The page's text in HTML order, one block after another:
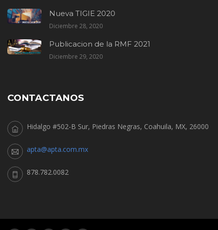
Nueva TIGIE 2020
Diciembre 28, 2020
Publicacion de la RMF 2021
Diciembre 29, 2020
CONTACTANOS
Hidalgo #502-B Sur, Piedras Negras, Coahuila, MX, 26000
apta@apta.com.mx
878.782.0082